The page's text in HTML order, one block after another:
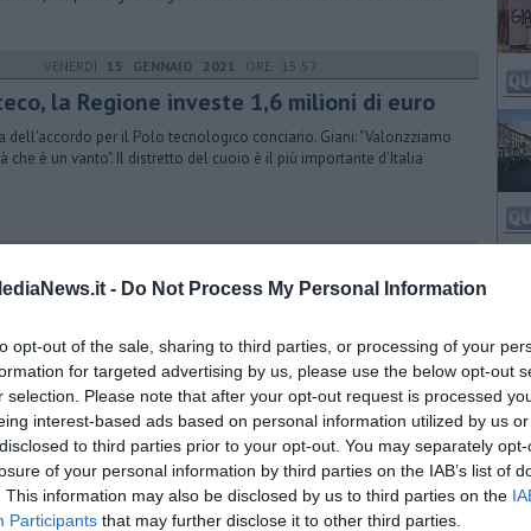
- Do Not Process My Personal Information
opt-out of the sale, sharing to third parties, or processing of your
for targeted advertising by us, please use the below opt-out
selection. Please note that after your opt-out request is processed
interest-based ads based on personal information utilized by us
to third parties prior to your opt-out. You may separately
of your personal information by third parties on the IAB’s list of
This information may also be disclosed by us to third parties on the
Participants that may further disclose it to other third parties.
VENERDÌ 15 GENNAIO 2021 ORE 15:57
la Regione investe 1,6 milioni di euro
dell'accordo per il Polo tecnologico conciario. Giani: "Valorizziamo
che è un vanto". Il distretto del cuoio è il più importante d'Italia
è arancio ma le zone rosse (o
rossa resta nel pistoiese e a Cecina e scatta a Castellina
Maggiori restrizioni per senese, Empolese, Cuoio, Prato e altri
VENERDÌ09 APRILE 2021 ORE 11:12
muore a 49 anni, aveva il Covid
di origini napoletane, era molto conosciuto nel comprensorio del